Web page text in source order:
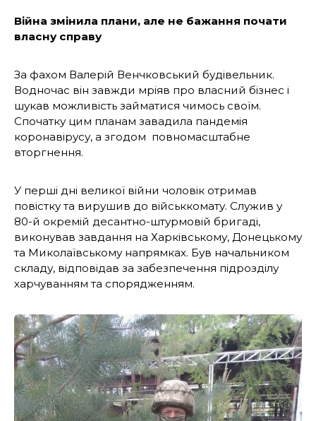
Війна змінила плани, але не бажання почати
власну справу
За фахом Валерій Венчковський будівельник.
Водночас він завжди мріяв про власний бізнес і
шукав можливість займатися чимось своїм.
Спочатку цим планам завадила пандемія
коронавірусу, а згодом повномасштабне
вторгнення.
У перші дні великої війни чоловік отримав
повістку та вирушив до військкомату. Служив у
80-й окремій десантно-штурмовій бригаді,
виконував завдання на Харківському, Донецькому
та Миколаївському напрямках. Був начальником
складу, відповідав за забезпечення підрозділу
харчуванням та спорядженням.